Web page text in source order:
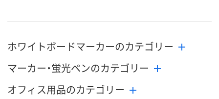
ホワイトボードマーカーのカテゴリー
マーカー・蛍光ペンのカテゴリー
オフィス用品のカテゴリー